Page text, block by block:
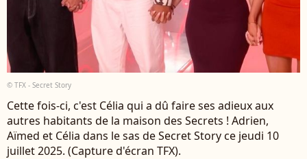
© TFX - Secret Story
Cette fois-ci, c'est Célia qui a dû faire ses adieux aux
autres habitants de la maison des Secrets ! Adrien,
Aïmed et Célia dans le sas de Secret Story ce jeudi 10
juillet 2025. (Capture d'écran TFX).